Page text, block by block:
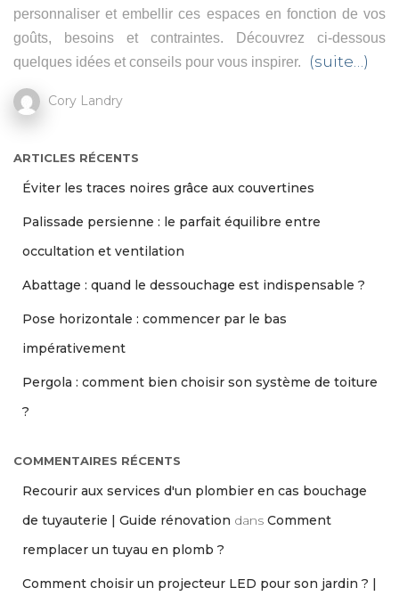
personnaliser et embellir ces espaces en fonction de vos
goûts, besoins et contraintes. Découvrez ci-dessous
quelques idées et conseils pour vous inspirer.
(suite…)
Cory Landry
ARTICLES RÉCENTS
Éviter les traces noires grâce aux couvertines
Palissade persienne : le parfait équilibre entre
occultation et ventilation
Abattage : quand le dessouchage est indispensable ?
Pose horizontale : commencer par le bas
impérativement
Pergola : comment bien choisir son système de toiture
?
COMMENTAIRES RÉCENTS
Recourir aux services d'un plombier en cas bouchage
de tuyauterie | Guide rénovation dans Comment
remplacer un tuyau en plomb ?
Comment choisir un projecteur LED pour son jardin ? |